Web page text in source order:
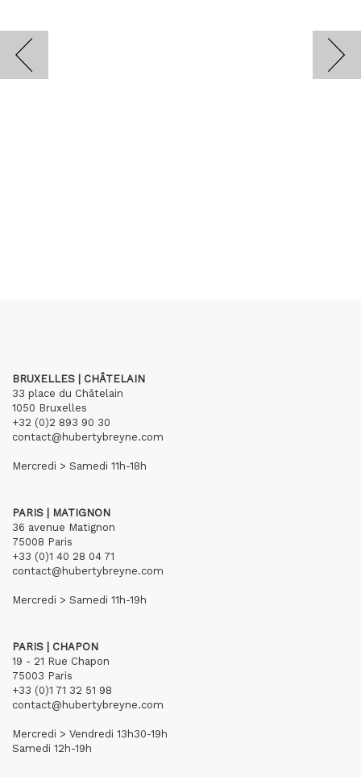
BRUXELLES | CHÂTELAIN
33 place du Châtelain
1050 Bruxelles
+32 (0)2 893 90 30
contact@hubertybreyne.com
Mercredi > Samedi 11h-18h
PARIS | MATIGNON
36 avenue Matignon
75008 Paris
+33 (0)1 40 28 04 71
contact@hubertybreyne.com
Mercredi > Samedi 11h-19h
PARIS | CHAPON
19 - 21 Rue Chapon
75003 Paris
+33 (0)1 71 32 51 98
contact@hubertybreyne.com
Mercredi > Vendredi 13h30-19h
Samedi 12h-19h